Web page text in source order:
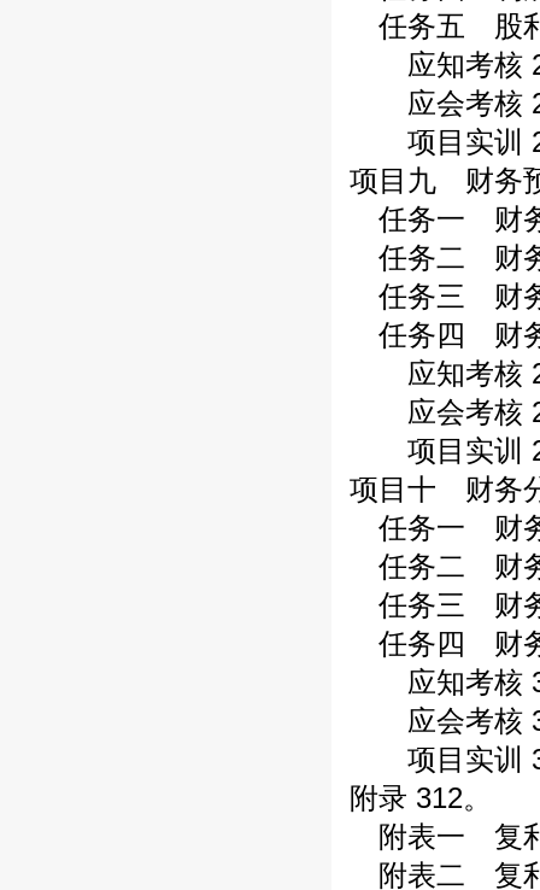
任务五 股
应知考核
应会考核
项目实训
项目九 财务
任务一 财
任务二 财
任务三 财
任务四 财
应知考核
应会考核
项目实训
项目十 财务
任务一 财
任务二 财
任务三 财
任务四 财
应知考核
应会考核
项目实训
附录 312。
附表一 复
附表二 复